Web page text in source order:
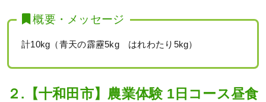
概要・メッセージ
計10kg（青天の霹靂5kg はれわたり5kg）
２.【十和田市】農業体験 1日コース昼食